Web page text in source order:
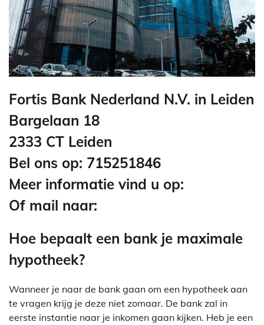
Fortis Bank Nederland N.V. in Leiden
Bargelaan 18
2333 CT Leiden
Bel ons op: 715251846
Meer informatie vind u op:
Of mail naar:
Hoe bepaalt een bank je maximale
hypotheek?
Wanneer je naar de bank gaan om een hypotheek aan
te vragen krijg je deze niet zomaar. De bank zal in
eerste instantie naar je inkomen gaan kijken. Heb je een